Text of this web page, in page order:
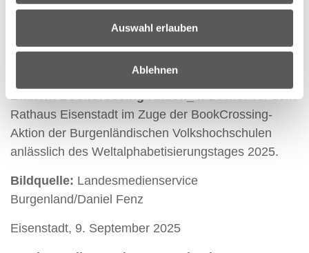
Auswahl erlauben
Ablehnen
Steiner, Geschäftsführerin Mag.a Ursula Foki,
Vorstand Dr.in Christine Teuschler,
Landtagsabgeordnete Margit Paul-Kienztl sowie
weiteren Beteiligten an der BookCrossing-Aktion.
Rathaus Eisenstadt im Zuge der BookCrossing-
Aktion der Burgenländischen Volkshochschulen
anlässlich des Weltalphabetisierungstages 2025.
Bildquelle: Landesmedienservice
Burgenland/Daniel Fenz
Eisenstadt, 9. September 2025